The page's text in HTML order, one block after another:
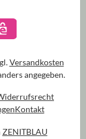
Versandkosten
angegeben.
ZENITBLAU
Kontakt